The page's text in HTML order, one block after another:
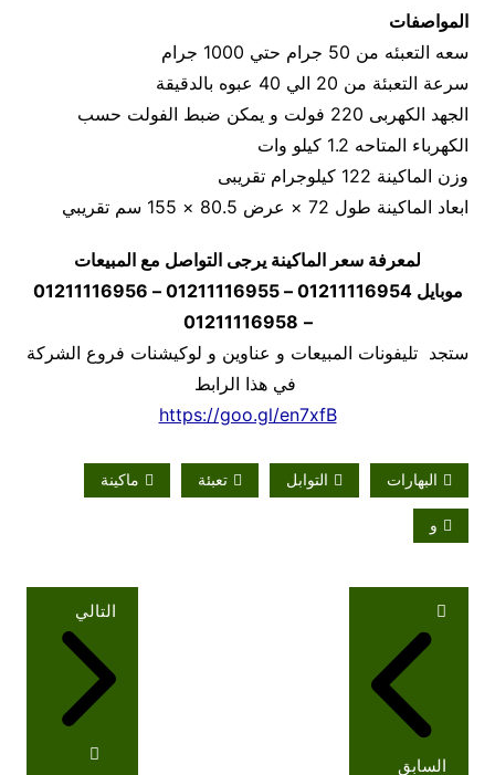
المواصفات
سعه التعبئه من 50 جرام حتي 1000 جرام
سرعة التعبئة من 20 الي 40 عبوه بالدقيقة
الجهد الكهربى 220 فولت و يمكن ضبط الفولت حسب
الكهرباء المتاحه 1.2 كيلو وات
وزن الماكينة 122 كيلوجرام تقريبى
ابعاد الماكينة طول 72 × عرض 80.5 × 155 سم تقريبي
لمعرفة سعر الماكينة يرجى التواصل مع المبيعات
موبايل01211116954 – 01211116955 – 01211116956
–
01211116958
ستجد تليفونات المبيعات و عناوين و لوكيشنات فروع الشركة
في هذا الرابط
https://goo.gl/en7xfB
البهارات التوابل تعبئة ماكينة
و
تصفّح
المقالات
السابق
التالي